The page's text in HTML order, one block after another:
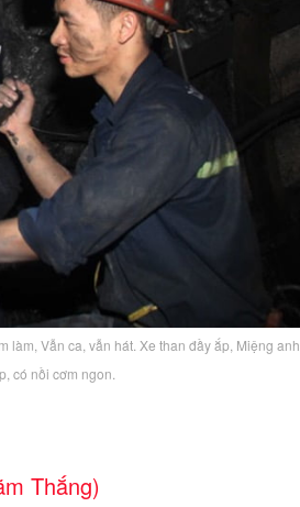
làm, Vẫn ca, vẫn hát. Xe than đầy ắp, Miệng anh
có nồi cơm ngon.
Thắng)